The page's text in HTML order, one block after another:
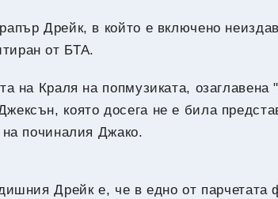
Дрейк, в който е включено
от БТА.
на Краля на попмузиката,
която досега не е била
починалия Джако.
Дрейк е, че в едно от парчетата